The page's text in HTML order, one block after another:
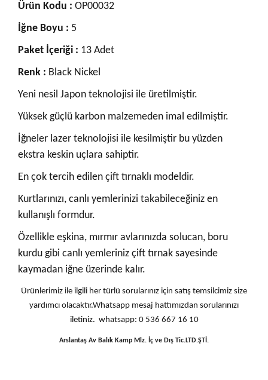
Ürün Kodu : OP00032
İğne Boyu : 5
Paket İçeriği : 13 Adet
Renk : Black Nickel
Yeni nesil Japon teknolojisi ile üretilmiştir.
Yüksek güçlü karbon malzemeden imal edilmiştir.
İğneler lazer teknolojisi ile kesilmiştir bu yüzden
ekstra keskin uçlara sahiptir.
En çok tercih edilen çift tırnaklı modeldir.
Kurtlarınızı, canlı yemlerinizi takabileceğiniz en
kullanışlı formdur.
Özellikle eşkina, mırmır avlarınızda solucan, boru
kurdu gibi canlı yemleriniz çift tırnak sayesinde
kaymadan iğne üzerinde kalır.
Ürünlerimiz ile ilgili her türlü sorularınız için satış temsilcimiz size
yardımcı olacaktır.Whatsapp mesaj hattımızdan sorularınızı
iletiniz. whatsapp: 0 536 667 16 10
Arslantaş Av Balık Kamp Mlz. İç ve Dış Tic.LTD.ŞTİ.